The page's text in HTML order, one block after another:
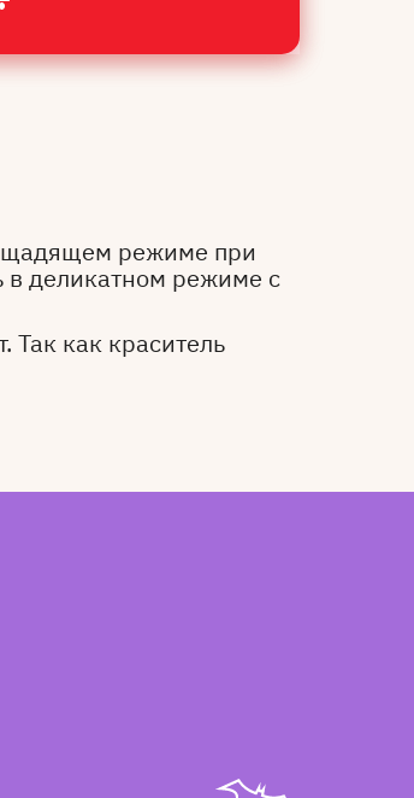
щадящем режиме при
в деликатном режиме с
Так как краситель